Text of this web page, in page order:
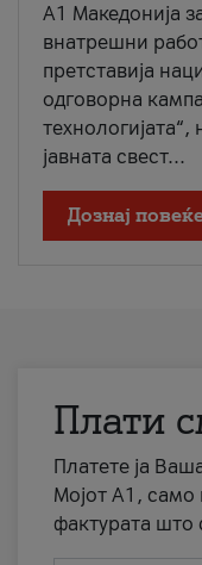
A1 Македонија
внатрешни
претставија
одговорна
јавната свест...
Дознај
Плати
Платете ја
Мојот А1, само
фактурата што